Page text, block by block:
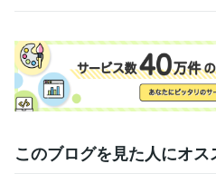
このブログを見た人にオス